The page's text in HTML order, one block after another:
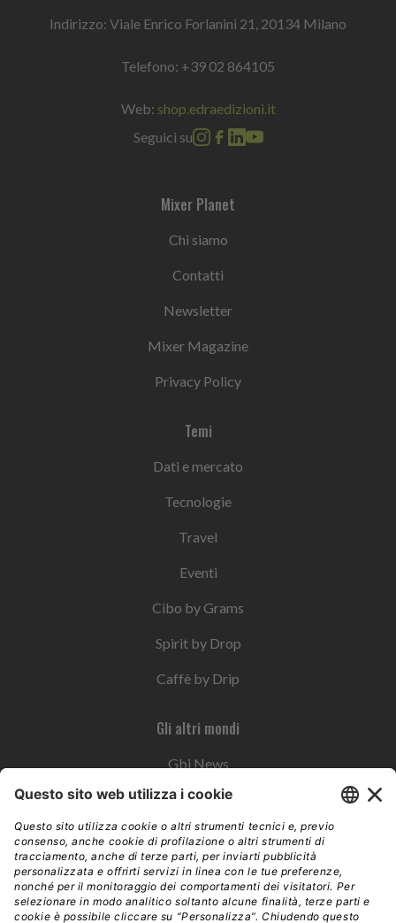
Indirizzo: Viale Enrico Forlanini 21, 20134 Milano
Telefono: +39 02 864105
Web: shop.edraedizioni.it
Seguici su
Mixer Planet
Chi siamo
Contatti
Newsletter
Mixer Magazine
Privacy Policy
Temi
Dati e mercato
Tecnologie
Travel
Eventi
Cibo by Grams
Spirit by Drop
Caffè by Drip
Gli altri mondi
Gbi News
Instoremag
Esplora il gruppo
Edra Edizioni
Edizioni LSWR